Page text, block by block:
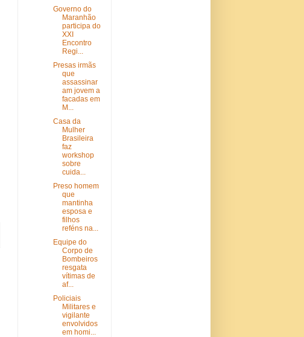
Governo do
Maranhão
participa do
XXI
Encontro
Regi...
Presas irmãs
que
assassinar
am jovem a
facadas em
M...
Casa da
Mulher
Brasileira
faz
workshop
sobre
cuida...
Preso homem
que
mantinha
esposa e
filhos
reféns na...
Equipe do
Corpo de
Bombeiros
resgata
vítimas de
af...
Policiais
Militares e
vigilante
envolvidos
em homi...